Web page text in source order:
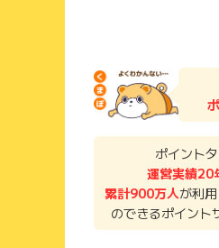
ポイント
運営実績20
累計900万人が利
のできるポイント